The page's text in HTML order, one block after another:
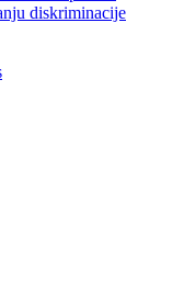
diskriminacije